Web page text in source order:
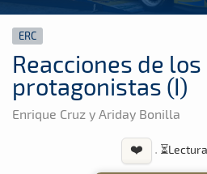
ERC
Reacciones de los
protagonistas (I)
Enrique Cruz y Ariday Bonilla
❤️ · ⏳